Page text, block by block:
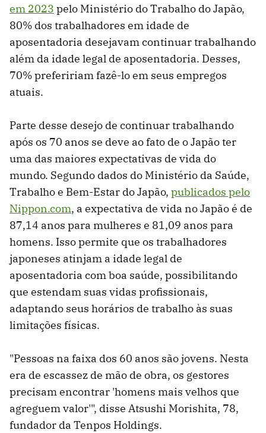
em 2023 pelo Ministério do Trabalho do Japão,
80% dos trabalhadores em idade de
aposentadoria desejavam continuar trabalhando
além da idade legal de aposentadoria. Desses,
70% prefeririam fazê-lo em seus empregos
atuais.
Parte desse desejo de continuar trabalhando
após os 70 anos se deve ao fato de o Japão ter
uma das maiores expectativas de vida do
mundo. Segundo dados do Ministério da Saúde,
Trabalho e Bem-Estar do Japão, publicados pelo
Nippon.com, a expectativa de vida no Japão é de
87,14 anos para mulheres e 81,09 anos para
homens. Isso permite que os trabalhadores
japoneses atinjam a idade legal de
aposentadoria com boa saúde, possibilitando
que estendam suas vidas profissionais,
adaptando seus horários de trabalho às suas
limitações físicas.
"Pessoas na faixa dos 60 anos são jovens. Nesta
era de escassez de mão de obra, os gestores
precisam encontrar 'homens mais velhos que
agreguem valor'", disse Atsushi Morishita, 78,
fundador da Tenpos Holdings.